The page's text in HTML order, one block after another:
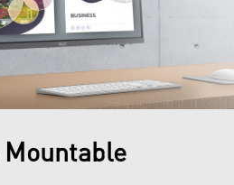
Mountable